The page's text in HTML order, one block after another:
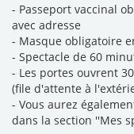
- Passeport vaccinal
avec adresse
- Masque obligatoire
- Spectacle de 60
- Les portes ouvrent
(file d'attente à
- Vous aurez
dans la section ''Mes